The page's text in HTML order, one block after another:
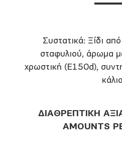
Συστατικά: Ξίδι
σταφυλιού, άρωμα
χρωστική (Ε150d),
κάλιο
ΔΙΑΘΡΕΠΤΙΚΗ
AMOUNTS